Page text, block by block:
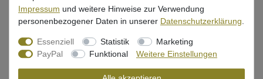
Bewertung
Impressum und weitere Hinweise zur Verwendung
personenbezogener Daten in unserer Daten­schutz­erklärung
Essenziell Statistik
Marketing
PayPal
Funktional Weitere Einstellungen